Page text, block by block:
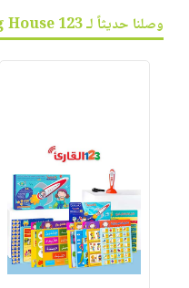
وصلنا حديثاً لـ 123 Publishing House :